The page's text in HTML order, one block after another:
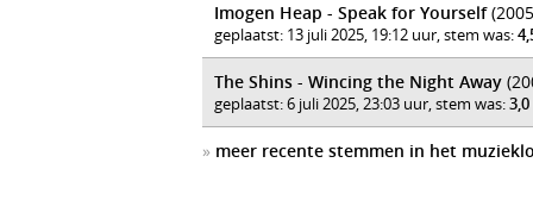
Imogen Heap - Speak for Yourself
geplaatst: 13 juli 2025, 19:12 uur, stem was:
The Shins - Wincing the Night Away
geplaatst: 6 juli 2025, 23:03 uur, stem was:3,0
» meer recente stemmen in het